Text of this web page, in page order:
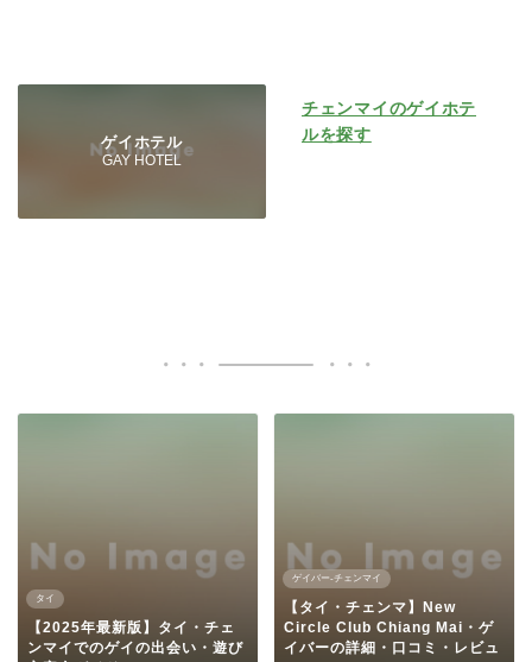
ゲイホテル
GAY HOTEL
チェンマイのゲイホテ
ルを探す
タイ
【2025年最新版】タイ・チェ
ンマイでのゲイの出会い・遊び
ゲイバー-チェンマイ
【タイ・チェンマ】New
Circle Club Chiang Mai・ゲ
イバーの詳細・口コミ・レビュ